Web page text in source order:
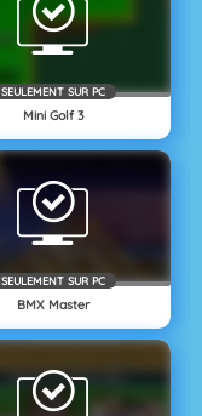
SEULEMENT SUR PC
Mini Golf 3
SEULEMENT SUR PC
BMX Master